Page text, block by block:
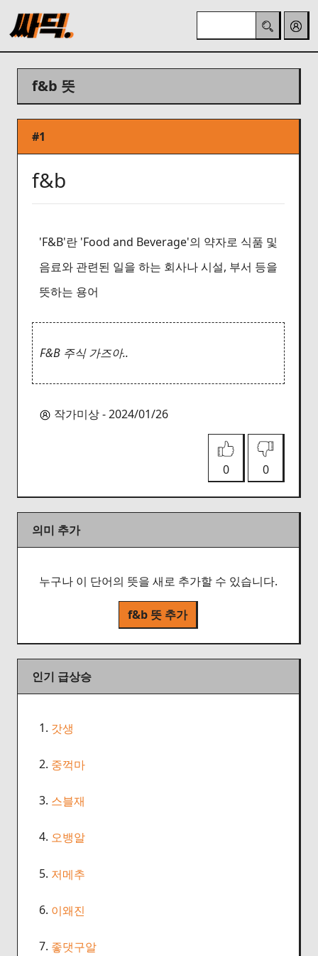
f&b 뜻
#1
f&b
'F&B'란 'Food and Beverage'의 약자로 식품 및
음료와 관련된 일을 하는 회사나 시설, 부서 등을
뜻하는 용어
F&B 주식 가즈아..
작가미상 - 2024/01/26
0 0
의미 추가
누구나 이 단어의 뜻을 새로 추가할 수 있습니다.
f&b 뜻 추가
인기 급상승
1. 갓생
2. 중꺽마
3. 스블재
4. 오뱅알
5. 저메추
6. 이왜진
7. 좋댓구알